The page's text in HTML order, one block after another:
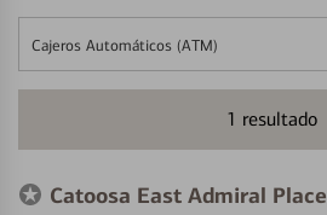
Cajeros Automáticos (ATM)
1 resultado
Catoosa East Admiral Place